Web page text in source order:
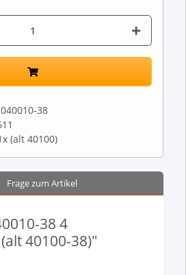
38
(alt 40100)
Frage zum Artikel
38 4
40100-38)"